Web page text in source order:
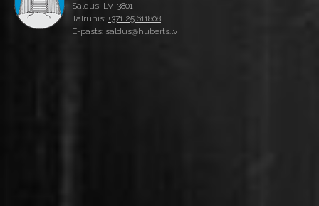
Saldus, LV-3801
Tālrunis: +371 25 611808
E-pasts: saldus@huberts.lv